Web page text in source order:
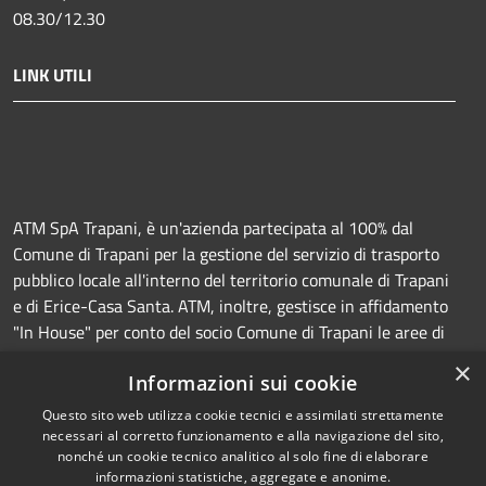
08.30/12.30
LINK UTILI
ATM SpA Trapani, è un'azienda partecipata al 100% dal
Comune di Trapani per la gestione del servizio di trasporto
pubblico locale all'interno del territorio comunale di Trapani
e di Erice-Casa Santa. ATM, inoltre, gestisce in affidamento
"In House" per conto del socio Comune di Trapani le aree di
manutenzione della segnaletica orizzontale e verticale.
×
Informazioni sui cookie
Questo sito web utilizza cookie tecnici e assimilati strettamente
necessari al corretto funzionamento e alla navigazione del sito,
nonché un cookie tecnico analitico al solo fine di elaborare
informazioni statistiche, aggregate e anonime.